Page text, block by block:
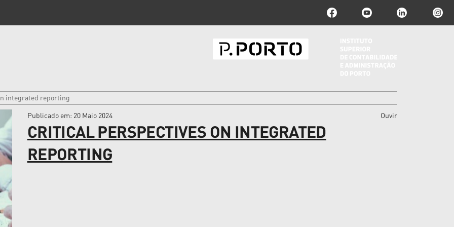
integrated reporting
Publicado em: 20 Maio 2024 Ouvir
CRITICAL PERSPECTIVES ON INTEGRATED
REPORTING